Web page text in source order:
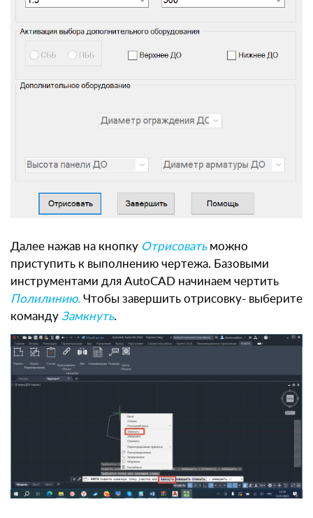
Далее нажав на кнопку Отрисоватьможно
приступить к выполнению чертежа. Базовыми
инструментами для AutoCAD начинаем чертить
Полилинию. Чтобы завершить отрисовку- выберите
команду Замкнуть.